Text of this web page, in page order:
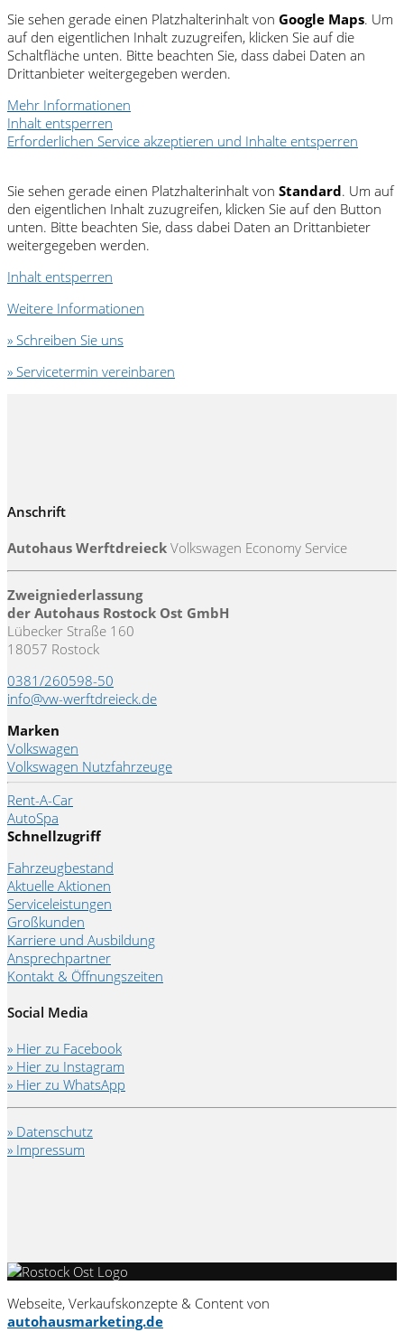
Sie sehen gerade einen Platzhalterinhalt von Google Maps. Um
auf den eigentlichen Inhalt zuzugreifen, klicken Sie auf die
Schaltfläche unten. Bitte beachten Sie, dass dabei Daten an
Drittanbieter weitergegeben werden.
Mehr Informationen
Inhalt entsperren
Erforderlichen Service akzeptieren und Inhalte entsperren
Sie sehen gerade einen Platzhalterinhalt von Standard. Um auf
den eigentlichen Inhalt zuzugreifen, klicken Sie auf den Button
unten. Bitte beachten Sie, dass dabei Daten an Drittanbieter
weitergegeben werden.
Inhalt entsperren
Weitere Informationen
» Schreiben Sie uns
» Servicetermin vereinbaren
Anschrift
Autohaus Werftdreieck Volkswagen Economy Service
Zweigniederlassung
der Autohaus Rostock Ost GmbH
Lübecker Straße 160
18057 Rostock
0381/260598-50
info@vw-werftdreieck.de
Marken
Volkswagen
Volkswagen Nutzfahrzeuge
Rent-A-Car
AutoSpa
Schnellzugriff
Fahrzeugbestand
Aktuelle Aktionen
Serviceleistungen
Großkunden
Karriere und Ausbildung
Ansprechpartner
Kontakt & Öffnungszeiten
Social Media
» Hier zu Facebook
» Hier zu Instagram
» Hier zu WhatsApp
» Datenschutz
» Impressum
Webseite, Verkaufskonzepte & Content von
autohausmarketing.de